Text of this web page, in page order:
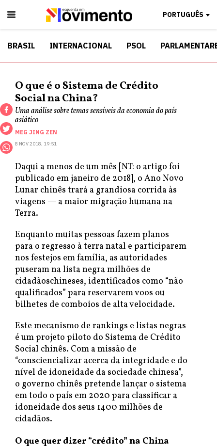
PORTUGUÊS
BRASIL INTERNACIONAL PSOL
O que é o Sistema de Crédito
Social na China?
Uma análise sobre temas sensíveis da economia do país
asiático
MEG JING ZEN
8 NOV 2018, 19:51
Daqui a menos de um mês [NT: o artigo foi
publicado em janeiro de 2018], o Ano Novo
Lunar chinês trará a grandiosa corrida às
viagens — a maior migração humana na
Terra.
Enquanto muitas pessoas fazem planos
para o regresso à terra natal e participarem
nos festejos em família, as autoridades
puseram na lista negra milhões de
cidadãoschineses, identificados como “não
qualificados” para reservarem voos ou
bilhetes de comboios de alta velocidade.
Este mecanismo de rankings e listas negras
é um projeto piloto do Sistema de Crédito
Social chinês. Com a missão de
“consciencializar acerca da integridade e do
nível de idoneidade da sociedade chinesa”,
o governo chinês pretende lançar o sistema
em todo o país em 2020 para classificar a
idoneidade dos seus 1400 milhões de
cidadãos.
O que quer dizer “crédito” na China